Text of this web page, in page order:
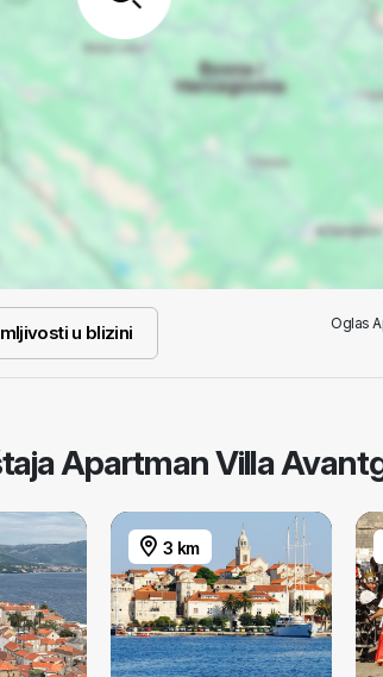
u blizini
Oglas
Apartman Villa
3 km